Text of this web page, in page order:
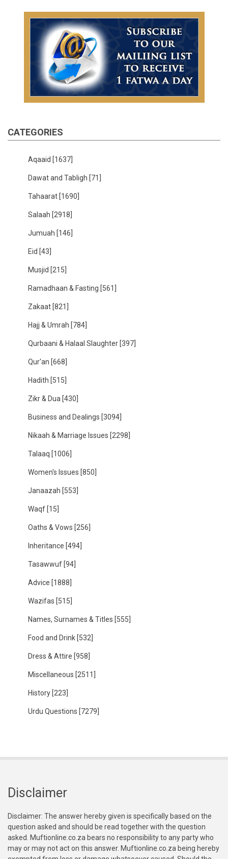
CATEGORIES
Aqaaid [1637]
Dawat and Tabligh [71]
Tahaarat [1690]
Salaah [2918]
Jumuah [146]
Eid [43]
Musjid [215]
Ramadhaan & Fasting [561]
Zakaat [821]
Hajj & Umrah [784]
Qurbaani & Halaal Slaughter [397]
Qur'an [668]
Hadith [515]
Zikr & Dua [430]
Business and Dealings [3094]
Nikaah & Marriage Issues [2298]
Talaaq [1006]
Women's Issues [850]
Janaazah [553]
Waqf [15]
Oaths & Vows [256]
Inheritance [494]
Tasawwuf [94]
Advice [1888]
Wazifas [515]
Names, Surnames & Titles [555]
Food and Drink [532]
Dress & Attire [958]
Miscellaneous [2511]
History [223]
Urdu Questions [7279]
Disclaimer
Disclaimer: The answer hereby given is specifically based on the
question asked and should be read together with the question
asked. Muftionline.co.za bears no responsibility to any party who
may or may not act on this answer. Muftionline.co.za being hereby